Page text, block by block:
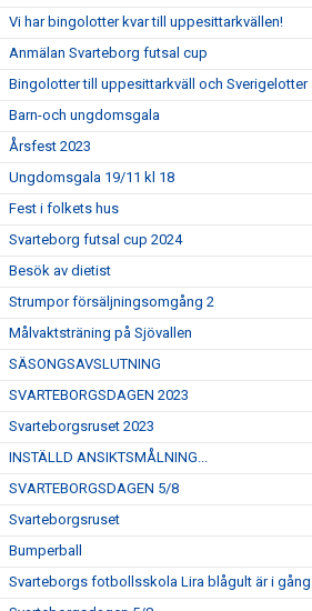
Vi har bingolotter kvar till uppesittarkvällen!
Anmälan Svarteborg futsal cup
Bingolotter till uppesittarkväll och Sverigelotter
Barn-och ungdomsgala
Årsfest 2023
Ungdomsgala 19/11 kl 18
Fest i folkets hus
Svarteborg futsal cup 2024
Besök av dietist
Strumpor försäljningsomgång 2
Målvaktsträning på Sjövallen
SÄSONGSAVSLUTNING
SVARTEBORGSDAGEN 2023
Svarteborgsruset 2023
INSTÄLLD ANSIKTSMÅLNING...
SVARTEBORGSDAGEN 5/8
Svarteborgsruset
Bumperball
Svarteborgs fotbollsskola Lira blågult är i gång